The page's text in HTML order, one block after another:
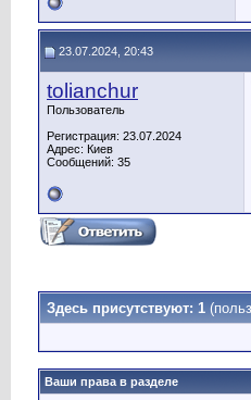
23.07.2024, 20:43
tolianchur
Пользователь
Регистрация: 23.07.2024
Адрес: Киев
Сообщений: 35
Здесь присутствуют: 1
Ваши права в разделе